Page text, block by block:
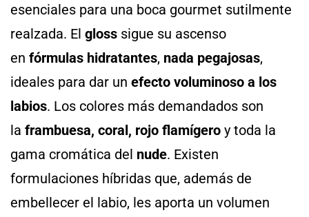
esenciales para una boca gourmet sutilmente
realzada. El gloss sigue su ascenso
en fórmulas hidratantes, nada pegajosas,
ideales para dar un efecto voluminoso a los
labios. Los colores más demandados son
la frambuesa, coral, rojo flamígero y toda la
gama cromática del nude. Existen
formulaciones híbridas que, además de
embellecer el labio, les aporta un volumen